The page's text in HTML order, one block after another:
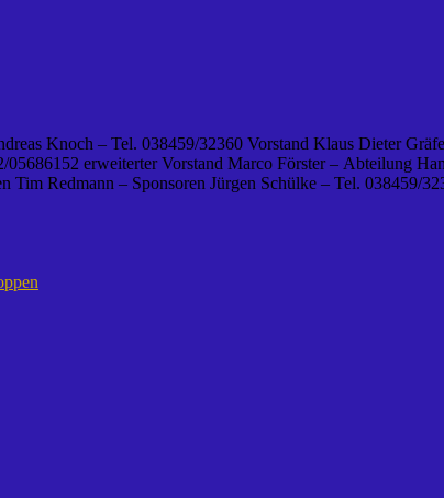
Knoch – Tel. 038459/32360 Vorstand Klaus Dieter
05686152 erweiterter Vorstand Marco Förster – Abteilung
Tim Redmann – Sponsoren Jürgen Schülke – Tel. 038459/